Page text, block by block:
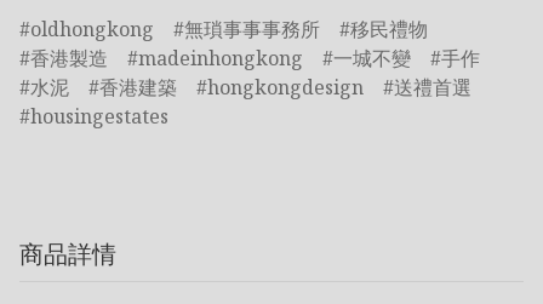
oldhongkong 無瑣事事事務所
移民禮物
香港製造
madeinhongkong 一城不變
手作
水泥
香港建築 hongkongdesign
送禮首選
housingestates
商品詳情